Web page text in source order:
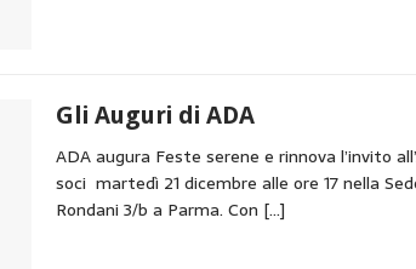
Gli Auguri di ADA
ADA augura Feste serene e rinnova l’invito
soci martedì 21 dicembre alle ore 17 nella
Rondani 3/b a Parma. Con […]